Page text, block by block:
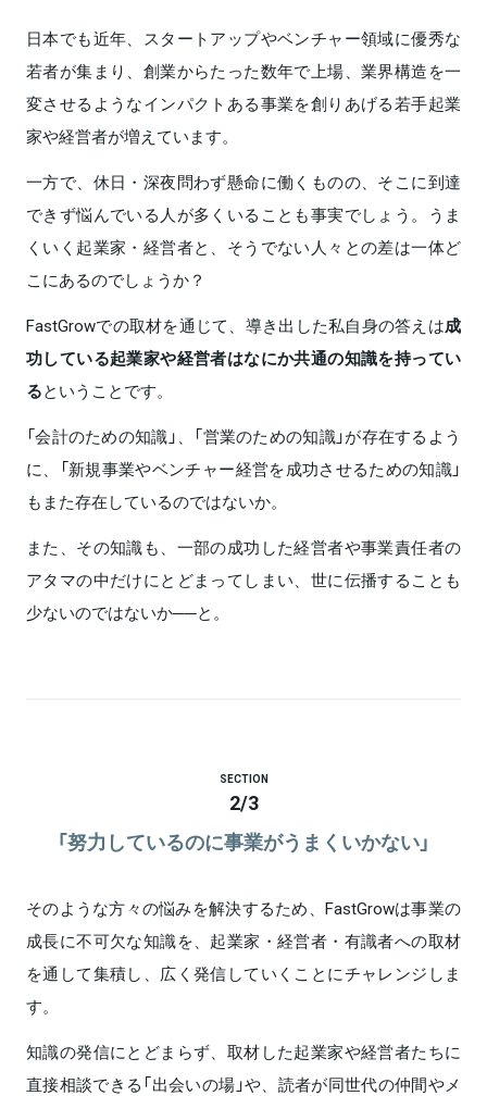
日本でも近年、スタートアップやベンチャー領域に優秀な
若者が集まり、創業からたった数年で上場、業界構造を一
変させるようなインパクトある事業を創りあげる若手起業
家や経営者が増えています。
一方で、休日・深夜問わず懸命に働くものの、そこに到達
できず悩んでいる人が多くいることも事実でしょう。うま
くいく起業家・経営者と、そうでない人々との差は一体ど
こにあるのでしょうか？
FastGrowでの取材を通じて、導き出した私自身の答えは成
功している起業家や経営者はなにか共通の知識を持ってい
るということです。
「会計のための知識」、「営業のための知識」が存在するよう
に、「新規事業やベンチャー経営を成功させるための知識」
もまた存在しているのではないか。
また、その知識も、一部の成功した経営者や事業責任者の
アタマの中だけにとどまってしまい、世に伝播することも
少ないのではないか──と。
SECTION
2/3
「努力しているのに事業がうまくいかない」
そのような方々の悩みを解決するため、FastGrowは事業の
成長に不可欠な知識を、起業家・経営者・有識者への取材
を通して集積し、広く発信していくことにチャレンジしま
す。
知識の発信にとどまらず、取材した起業家や経営者たちに
直接相談できる「出会いの場」や、読者が同世代の仲間やメ